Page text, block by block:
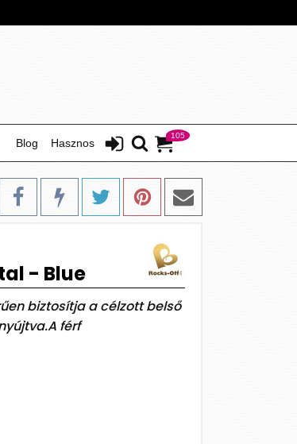
105
Hasznos
Blog
- Blue
biztosítja a célzott belső
férf